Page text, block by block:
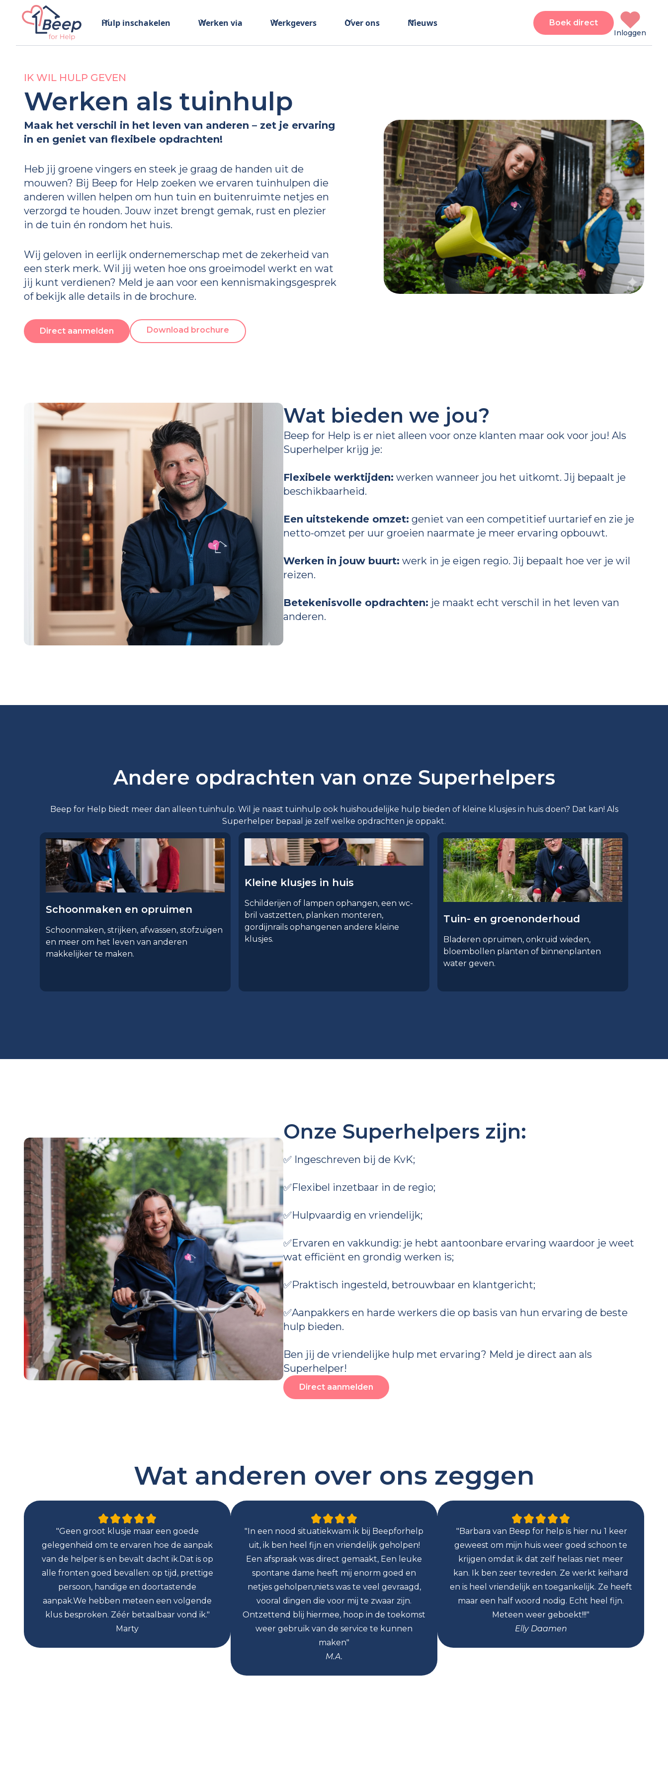
Hulp inschakelen Werken via Werkgevers Over ons Nieuws Boek direct
Inloggen
IK WIL HULP GEVEN
Werken als tuinhulp
Maak het verschil in het leven van anderen – zet je ervaring
in en geniet van flexibele opdrachten!
Heb jij groene vingers en steek je graag de handen uit de
mouwen? Bij Beep for Help zoeken we ervaren tuinhulpen die
anderen willen helpen om hun tuin en buitenruimte netjes en
verzorgd te houden. Jouw inzet brengt gemak, rust en plezier
in de tuin én rondom het huis.
Wij geloven in eerlijk ondernemerschap met de zekerheid van
een sterk merk. Wil jij weten hoe ons groeimodel werkt en wat
jij kunt verdienen? Meld je aan voor een kennismakingsgesprek
of bekijk alle details in de brochure.
Direct aanmelden Download brochure
Wat bieden we jou?
Beep for Help is er niet alleen voor onze klanten maar ook voor jou! Als
Superhelper krijg je:
Flexibele werktijden: werken wanneer jou het uitkomt. Jij bepaalt je
beschikbaarheid.
Een uitstekende omzet: geniet van een competitief uurtarief en zie je
netto-omzet per uur groeien naarmate je meer ervaring opbouwt.
Werken in jouw buurt: werk in je eigen regio. Jij bepaalt hoe ver je wil
reizen.
Betekenisvolle opdrachten: je maakt echt verschil in het leven van
anderen.
Andere opdrachten van onze Superhelpers
Beep for Help biedt meer dan alleen tuinhulp. Wil je naast tuinhulp ook huishoudelijke hulp bieden of kleine klusjes in huis doen? Dat kan! Als
Superhelper bepaal je zelf welke opdrachten je oppakt.
Schoonmaken en opruimen
Schoonmaken, strijken, afwassen, stofzuigen
en meer om het leven van anderen
makkelijker te maken.
Kleine klusjes in huis
Schilderijen of lampen ophangen, een wc-
bril vastzetten, planken monteren,
gordijnrails ophangenen andere kleine
klusjes.
Tuin- en groenonderhoud
Bladeren opruimen, onkruid wieden,
bloembollen planten of binnenplanten
water geven.
Onze Superhelpers zijn:
✅ Ingeschreven bij de KvK;
✅Flexibel inzetbaar in de regio;
✅Hulpvaardig en vriendelijk;
✅Ervaren en vakkundig: je hebt aantoonbare ervaring waardoor je weet
wat efficiënt en grondig werken is;
✅Praktisch ingesteld, betrouwbaar en klantgericht;
✅Aanpakkers en harde werkers die op basis van hun ervaring de beste
hulp bieden.
Ben jij de vriendelijke hulp met ervaring? Meld je direct aan als
Superhelper!
Direct aanmelden
Wat anderen over ons zeggen
"Geen groot klusje maar een goede
gelegenheid om te ervaren hoe de aanpak
van de helper is en bevalt dacht ik.Dat is op
alle fronten goed bevallen: op tijd, prettige
persoon, handige en doortastende
aanpak.We hebben meteen een volgende
klus besproken. Zéér betaalbaar vond ik."
Marty
"In een nood situatiekwam ik bij Beepforhelp
uit, ik ben heel fijn en vriendelijk geholpen!
Een afspraak was direct gemaakt, Een leuke
spontane dame heeft mij enorm goed en
netjes geholpen,niets was te veel gevraagd,
vooral dingen die voor mij te zwaar zijn.
Ontzettend blij hiermee, hoop in de toekomst
weer gebruik van de service te kunnen
maken"
M.A.
"Barbara van Beep for help is hier nu 1 keer
geweest om mijn huis weer goed schoon te
krijgen omdat ik dat zelf helaas niet meer
kan. Ik ben zeer tevreden. Ze werkt keihard
en is heel vriendelijk en toegankelijk. Ze heeft
maar een half woord nodig. Echt heel fijn.
Meteen weer geboekt!!!"
Elly Daamen